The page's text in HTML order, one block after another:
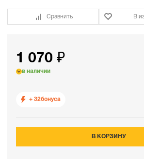
Сравнить В
1 070 ₽
в наличии
+ 32бонуса
В КОРЗИНУ